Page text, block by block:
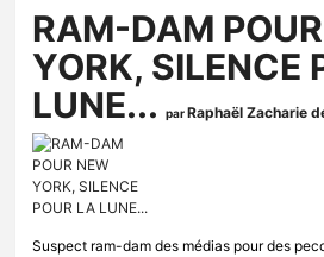
RAM-DAM
YORK, SILENCE
LUNE...
parRaphaël Zacharie
Suspect ram-dam des médias pour des